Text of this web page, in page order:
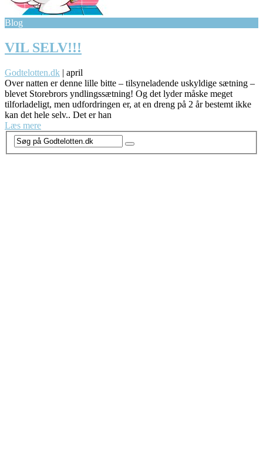
Blog
VIL SELV!!!
Godtelotten.dk | april
Over natten er denne lille bitte – tilsyneladende uskyldige sætning –
blevet Storebrors yndlingssætning! Og det lyder måske meget
tilforladeligt, men udfordringen er, at en dreng på 2 år bestemt ikke
kan det hele selv.. Det er han
Læs mere